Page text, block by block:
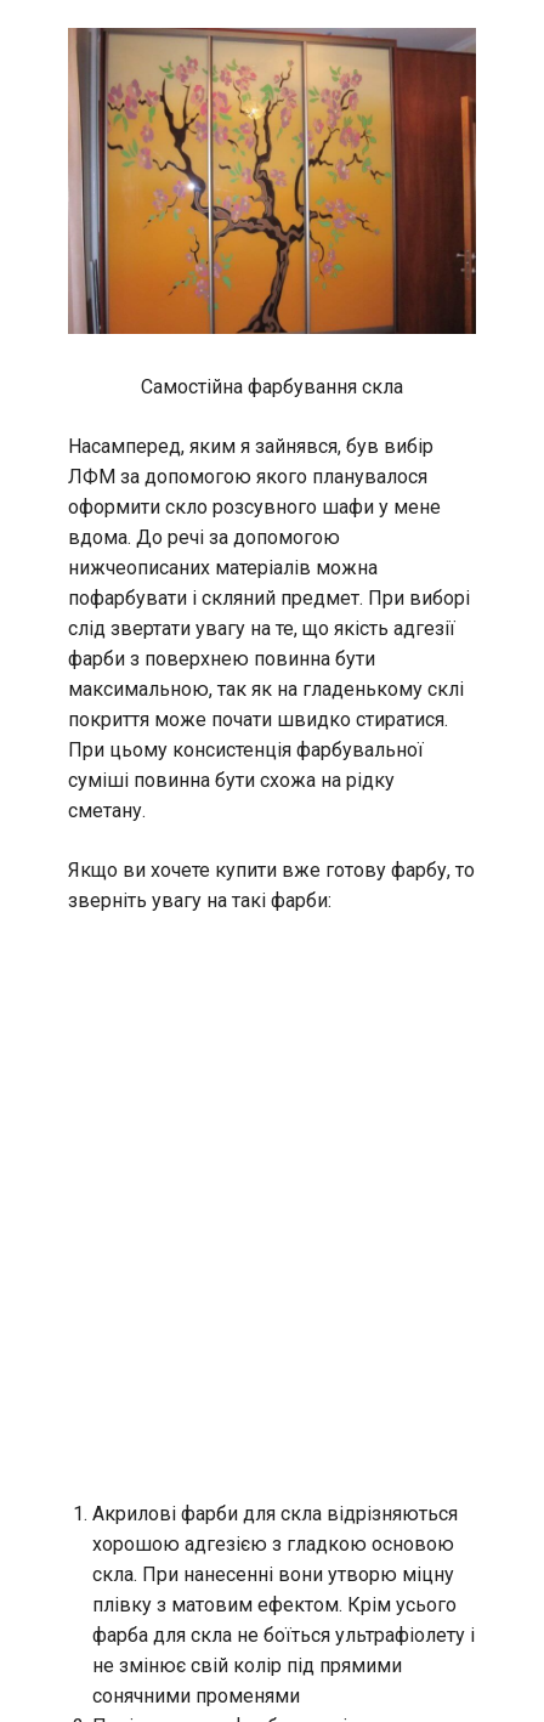
Самостійна фарбування скла
Насамперед, яким я зайнявся, був вибір
ЛФМ за допомогою якого планувалося
оформити скло розсувного шафи у мене
вдома. До речі за допомогою
нижчеописаних матеріалів можна
пофарбувати і скляний предмет. При виборі
слід звертати увагу на те, що якість адгезії
фарби з поверхнею повинна бути
максимальною, так як на гладенькому склі
покриття може почати швидко стиратися.
При цьому консистенція фарбувальної
суміші повинна бути схожа на рідку
сметану.
Якщо ви хочете купити вже готову фарбу, то
зверніть увагу на такі фарби:
Акрилові фарби для скла відрізняються
хорошою адгезією з гладкою основою
скла. При нанесенні вони утворю міцну
плівку з матовим ефектом. Крім усього
фарба для скла не боїться ультрафіолету і
не змінює свій колір під прямими
сонячними променями